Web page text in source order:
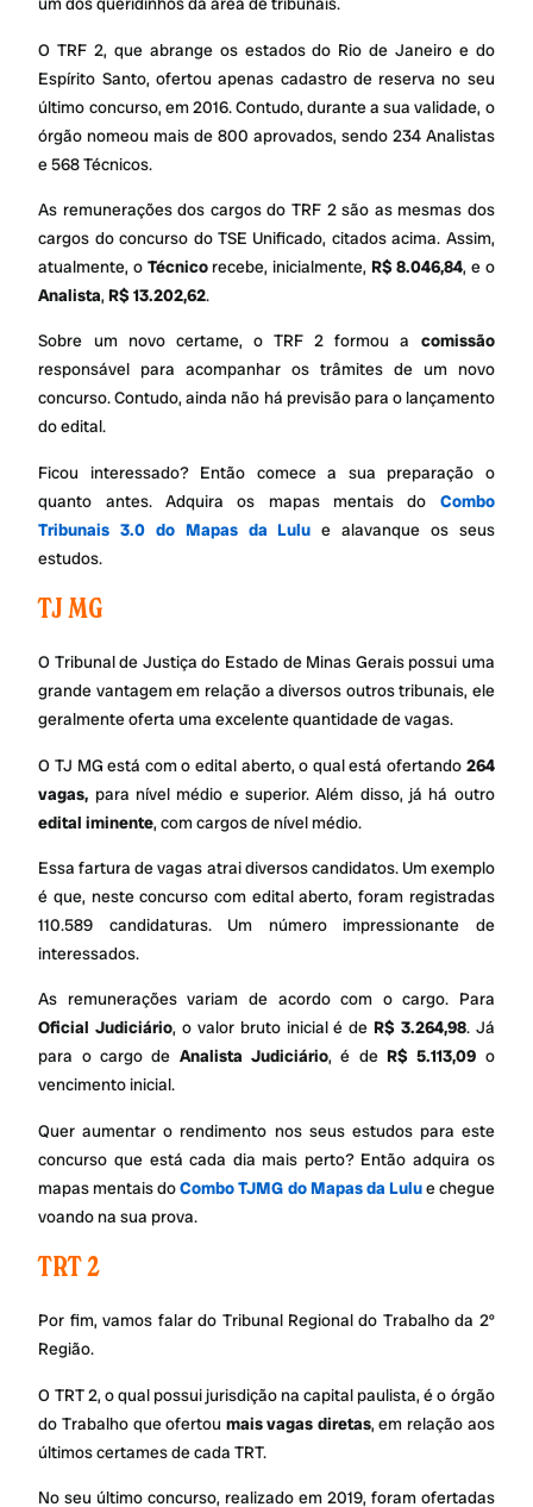
O TRF 2, que abrange os estados do Rio de Janeiro e do
Espírito Santo, ofertou apenas cadastro de reserva no seu
último concurso, em 2016. Contudo, durante a sua validade, o
órgão nomeou mais de 800 aprovados, sendo 234 Analistas
e 568 Técnicos.
As remunerações dos cargos do TRF 2 são as mesmas dos
cargos do concurso do TSE Unificado, citados acima. Assim,
atualmente, o Técnico recebe, inicialmente, R$ 8.046,84, e o
Analista,R$ 13.202,62.
Sobre um novo certame, o TRF 2 formou a comissão
responsável para acompanhar os trâmites de um novo
concurso. Contudo, ainda não há previsão para o lançamento
do edital.
Ficou interessado? Então comece a sua preparação o
quanto antes. Adquira os mapas mentais do Combo
Tribunais 3.0 do Mapas da Lulu e alavanque os seus
estudos.
TJ MG
O Tribunal de Justiça do Estado de Minas Gerais possui uma
grande vantagem em relação a diversos outros tribunais, ele
geralmente oferta uma excelente quantidade de vagas.
O TJ MG está com o edital aberto, o qual está ofertando 264
vagas, para nível médio e superior. Além disso, já há outro
edital iminente, com cargos de nível médio.
Essa fartura de vagas atrai diversos candidatos. Um exemplo
é que, neste concurso com edital aberto, foram registradas
110.589
candidaturas. Um número impressionante de
interessados.
As remunerações variam de acordo com o cargo. Para
Oficial Judiciário, o valor bruto inicial é de R$ 3.264,98. Já
para o cargo de Analista Judiciário, é de R$ 5.113,09 o
vencimento inicial.
Quer aumentar o rendimento nos seus estudos para este
concurso que está cada dia mais perto? Então adquira os
mapas mentais doCombo TJMG do Mapas da Lulue chegue
voando na sua prova.
TRT 2
Por fim, vamos falar do Tribunal Regional do Trabalho da 2º
Região.
O TRT 2, o qual possui jurisdição na capital paulista, é o órgão
do Trabalho que ofertou mais vagas diretas, em relação aos
últimos certames de cada TRT.
No seu último concurso, realizado em 2019, foram ofertadas